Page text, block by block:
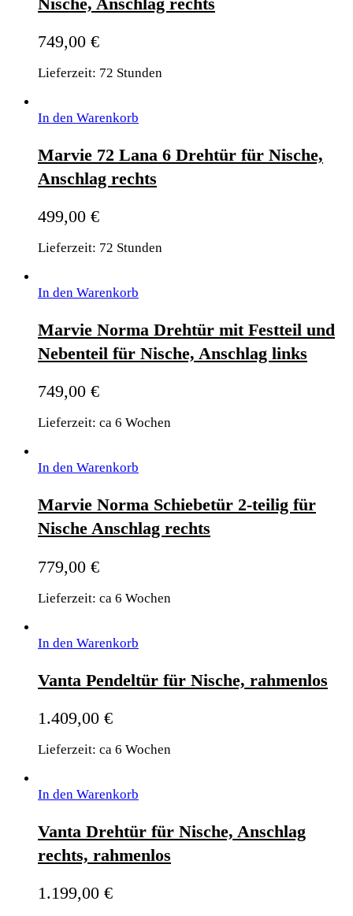
749,00 €
Lieferzeit: 72 Stunden
In den Warenkorb
Marvie 72 Lana 6 Drehtür für Nische,
Anschlag rechts
499,00 €
Lieferzeit: 72 Stunden
In den Warenkorb
Marvie Norma Drehtür mit Festteil und
Nebenteil für Nische, Anschlag links
749,00 €
Lieferzeit: ca 6 Wochen
In den Warenkorb
Marvie Norma Schiebetür 2-teilig für
Nische Anschlag rechts
779,00 €
Lieferzeit: ca 6 Wochen
In den Warenkorb
Vanta Pendeltür für Nische, rahmenlos
1.409,00 €
Lieferzeit: ca 6 Wochen
In den Warenkorb
Vanta Drehtür für Nische, Anschlag
rechts, rahmenlos
1.199,00 €